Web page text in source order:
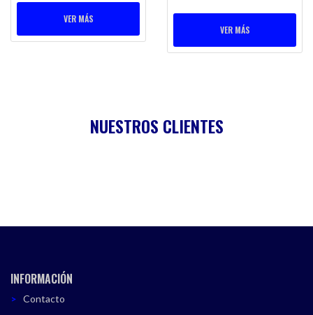
VER MÁS
VER MÁS
NUESTROS CLIENTES
INFORMACIÓN
Contacto